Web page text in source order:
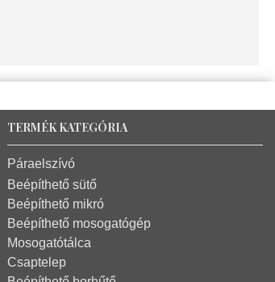
TERMÉK KATEGÓRIA
Páraelszívó
Beépíthető sütő
Beépíthető mikró
Beépíthető mosogatógép
Mosogatótálca
Csaptelep